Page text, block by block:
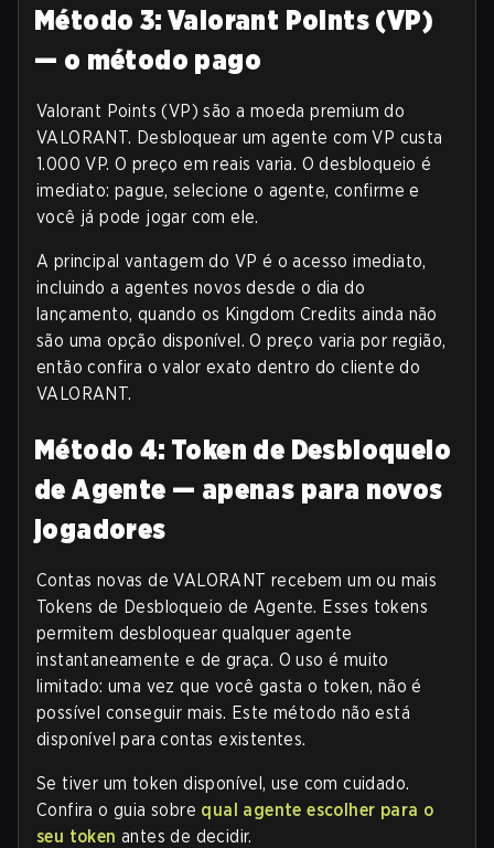
Método 3: Valorant Points (VP)
— o método pago
Valorant Points (VP) são a moeda premium do
VALORANT. Desbloquear um agente com VP custa
1.000 VP. O preço em reais varia. O desbloqueio é
imediato: pague, selecione o agente, confirme e
você já pode jogar com ele.
A principal vantagem do VP é o acesso imediato,
incluindo a agentes novos desde o dia do
lançamento, quando os Kingdom Credits ainda não
são uma opção disponível. O preço varia por região,
então confira o valor exato dentro do cliente do
VALORANT.
Método 4: Token de Desbloqueio
de Agente — apenas para novos
jogadores
Contas novas de VALORANT recebem um ou mais
Tokens de Desbloqueio de Agente. Esses tokens
permitem desbloquear qualquer agente
instantaneamente e de graça. O uso é muito
limitado: uma vez que você gasta o token, não é
possível conseguir mais. Este método não está
disponível para contas existentes.
Se tiver um token disponível, use com cuidado.
Confira o guia sobre qual agente escolher para o
seu token antes de decidir.